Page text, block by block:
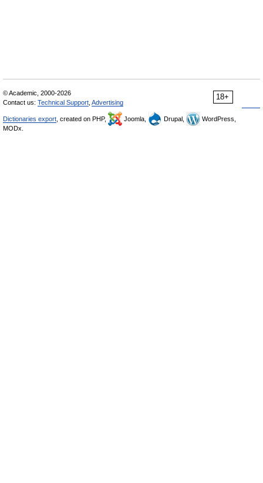
18+
© Academic, 2000-2026
Contact us: Technical Support Advertising
Dictionaries export , created on PHP, Joomla, Drupal,
WordPress,
MODx.